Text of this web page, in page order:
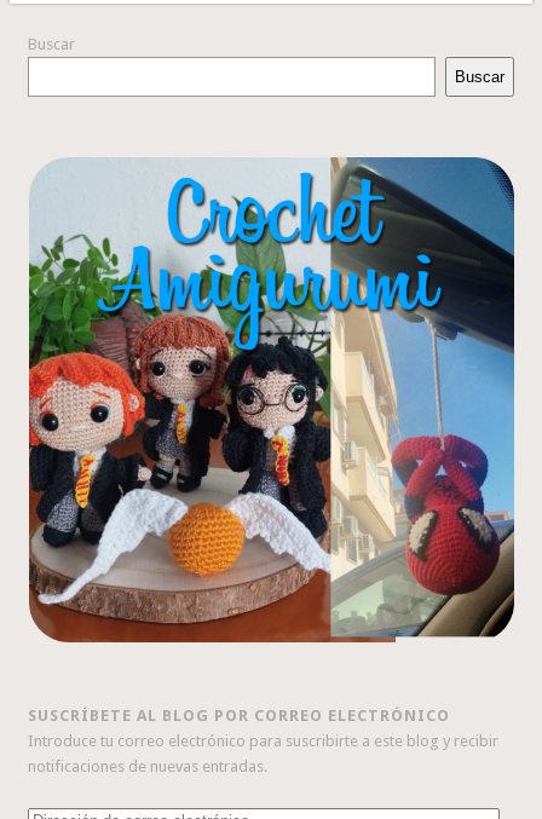
Buscar
Buscar
SUSCRÍBETE AL BLOG POR CORREO ELECTRÓNICO
Introduce tu correo electrónico para suscribirte a este blog y recibir
notificaciones de nuevas entradas.